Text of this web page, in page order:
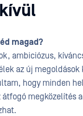
magad?
ambiciózus,
az új megoldások
hogy minden
megközelítés